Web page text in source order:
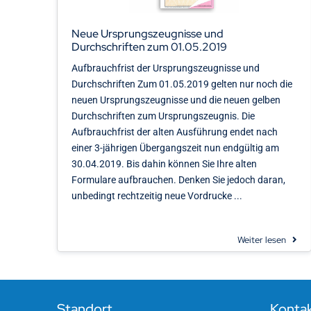
Neue Ursprungszeugnisse und
Durchschriften zum 01.05.2019
Aufbrauchfrist der Ursprungszeugnisse und
Durchschriften Zum 01.05.2019 gelten nur noch die
neuen Ursprungszeugnisse und die neuen gelben
Durchschriften zum Ursprungszeugnis. Die
Aufbrauchfrist der alten Ausführung endet nach
einer 3-jährigen Übergangszeit nun endgültig am
30.04.2019. Bis dahin können Sie Ihre alten
Formulare aufbrauchen. Denken Sie jedoch daran,
unbedingt rechtzeitig neue Vordrucke ...
Weiter lesen